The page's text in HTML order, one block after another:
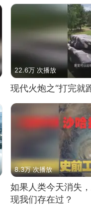
22.6万 次播放
现代火炮之“打完就
8.3万 次播放
如果人类今天消失
现我们存在过？